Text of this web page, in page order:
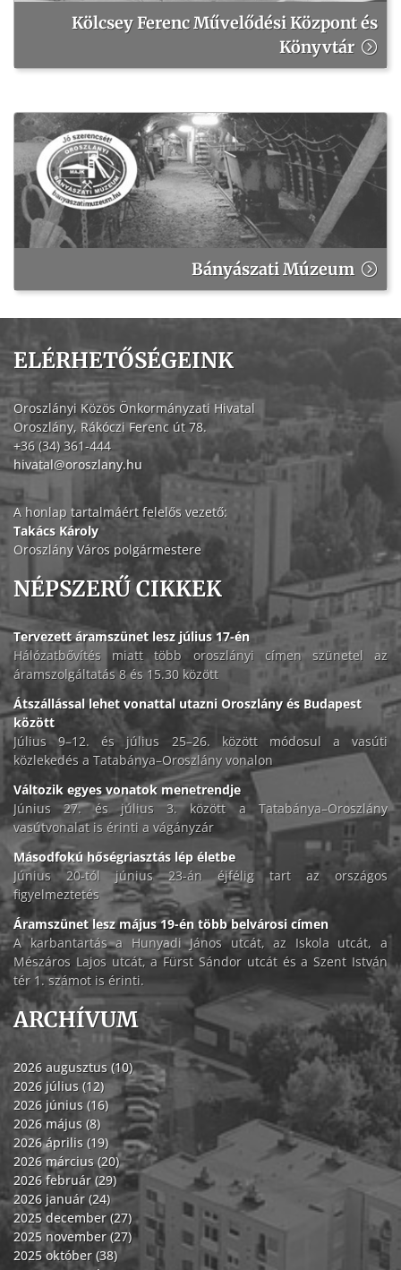
Kölcsey Ferenc Művelődési Központ és
Könyvtár
Bányászati Múzeum
ELÉRHETŐSÉGEINK
Oroszlányi Közös Önkormányzati Hivatal
Oroszlány, Rákóczi Ferenc út 78.
+36 (34) 361-444
hivatal@oroszlany.hu
A honlap tartalmáért felelős vezető:
Takács Károly
Oroszlány Város polgármestere
NÉPSZERŰ CIKKEK
Tervezett áramszünet lesz július 17-én
Hálózatbővítés miatt több oroszlányi címen szünetel az
áramszolgáltatás 8 és 15.30 között
Átszállással lehet vonattal utazni Oroszlány és Budapest
között
Július 9–12. és július 25–26. között módosul a vasúti
közlekedés a Tatabánya–Oroszlány vonalon
Változik egyes vonatok menetrendje
Június 27. és július 3. között a Tatabánya–Oroszlány
vasútvonalat is érinti a vágányzár
Másodfokú hőségriasztás lép életbe
Június 20-tól június 23-án éjfélig tart az országos
figyelmeztetés
Áramszünet lesz május 19-én több belvárosi címen
A karbantartás a Hunyadi János utcát, az Iskola utcát, a
Mészáros Lajos utcát, a Fürst Sándor utcát és a Szent István
tér 1. számot is érinti.
ARCHÍVUM
2026 augusztus (10)
2026 július (12)
2026 június (16)
2026 május (8)
2026 április (19)
2026 március (20)
2026 február (29)
2026 január (24)
2025 december (27)
2025 november (27)
2025 október (38)